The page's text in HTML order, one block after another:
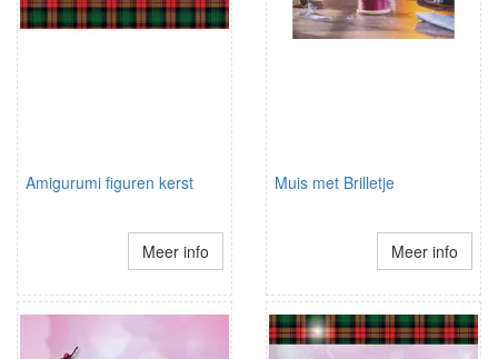
Amigurumi figuren kerst
Meer info
Muis met Brilletje
Meer info